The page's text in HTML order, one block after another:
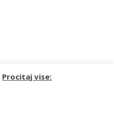
Procitaj vise: